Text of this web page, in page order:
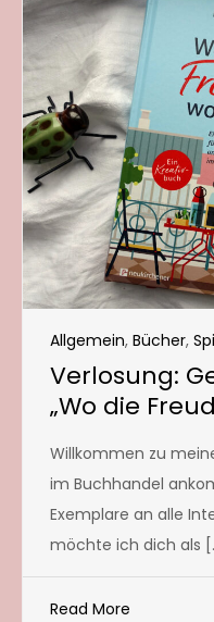
Allgemein, Bücher,
Verlosung:
„Wo die
Willkommen zu
im Buchhandel
Exemplare an alle
möchte ich dich als
Read More